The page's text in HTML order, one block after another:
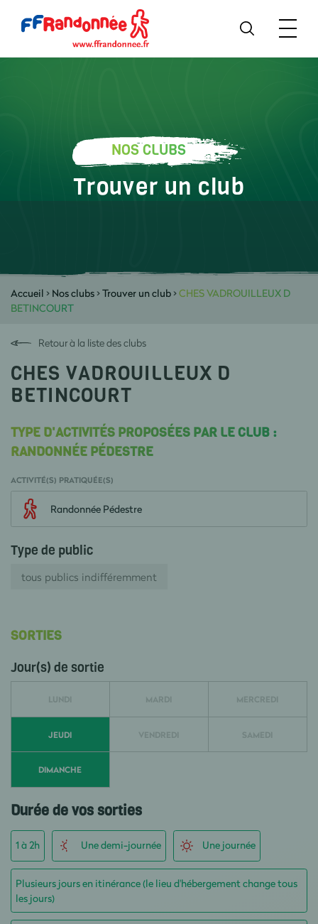
NOS CLUBS
Trouver un club
Accueil > Nos clubs>Trouver un club>CHES VADROUILLEUX D
BETINCOURT
Retour à la liste des clubs
CHES VADROUILLEUX D
BETINCOURT
TYPE D'ACTIVITÉS PROPOSÉES PAR LE CLUB :
RANDONNÉE PÉDESTRE
ACTIVITÉ(S) PRATIQUÉE(S)
Randonnée Pédestre
Type de public
tous publics indifféremment
SORTIES
Jour(s) de sortie
LUNDI MARDI MERCREDI
JEUDI VENDREDI SAMEDI
DIMANCHE
Durée de vos sorties
1 à 2h Une demi-journée Une journée
Plusieurs jours en itinérance (le lieu d'hébergement change tous
les jours)